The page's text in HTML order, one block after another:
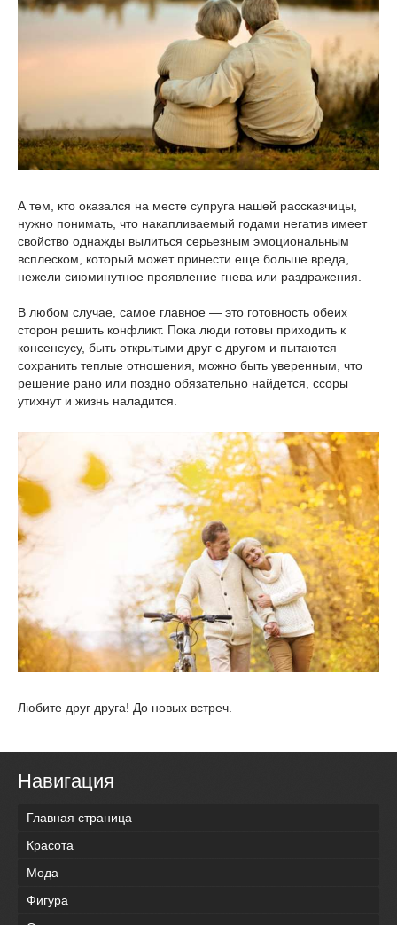
А тем, кто оказался на месте супруга нашей рассказчицы,
нужно понимать, что накапливаемый годами негатив имеет
свойство однажды вылиться серьезным эмоциональным
всплеском, который может принести еще больше вреда,
нежели сиюминутное проявление гнева или раздражения.
В любом случае, самое главное — это готовность обеих
сторон решить конфликт. Пока люди готовы приходить к
консенсусу, быть открытыми друг с другом и пытаются
сохранить теплые отношения, можно быть уверенным, что
решение рано или поздно обязательно найдется, ссоры
утихнут и жизнь наладится.
Любите друг друга! До новых встреч.
Навигация
Главная страница
Красота
Мода
Фигура